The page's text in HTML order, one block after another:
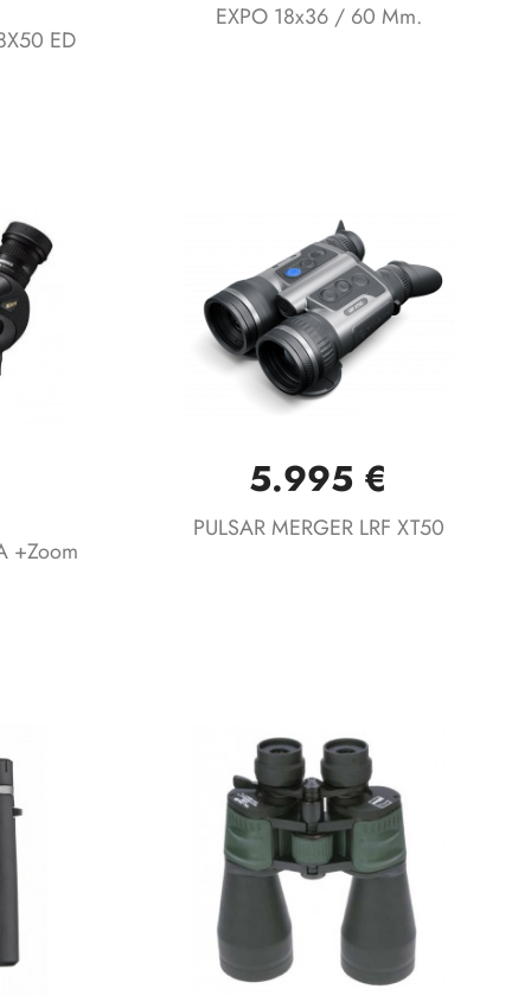
ED
EXPO 18x36 / 60 Mm.
+Zoom
 Vista rápida
5.995 €
PULSAR MERGER LRF XT50